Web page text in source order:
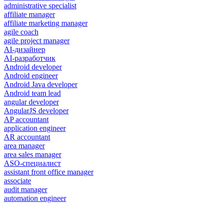
administrative specialist
affiliate manager
affiliate marketing manager
agile coach
agile project manager
AI-дизайнер
AI-разработчик
Android developer
Android engineer
Android Java developer
Android team lead
angular developer
AngularJS developer
AP accountant
application engineer
AR accountant
area manager
area sales manager
ASO-специалист
assistant front office manager
associate
audit manager
automation engineer